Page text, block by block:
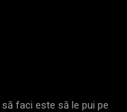
faci este să le pui pe